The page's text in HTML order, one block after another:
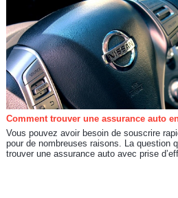
Comment trouver une assurance auto
Vous pouvez avoir besoin de souscrire
pour de nombreuses raisons. La question
trouver une assurance auto avec prise